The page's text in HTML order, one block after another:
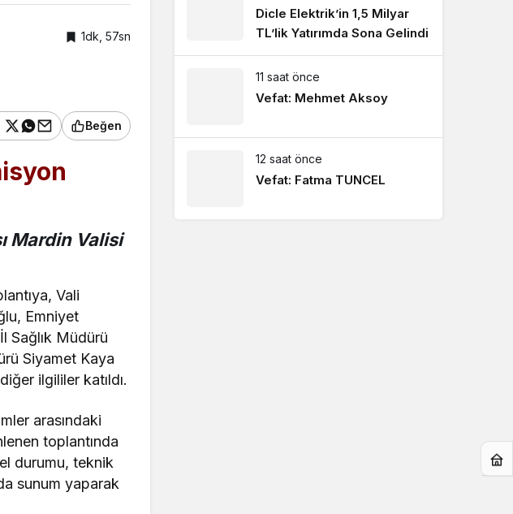
1dk, 57sn
Beğen
Mardin Valisi
Vali
Emniyet
Sağlık Müdürü
Siyamet Kaya
ilgililer katıldı.
arasındaki
toplantında
durumu, teknik
sunum yaparak
Dicle Elektrik’in 1,5 Milyar
TL’lik Yatırımda Sona Gelindi
11 saat önce
Vefat: Mehmet Aksoy
12 saat önce
Vefat: Fatma TUNCEL